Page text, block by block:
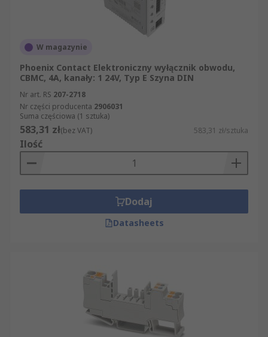
W magazynie
Phoenix Contact Elektroniczny wyłącznik obwodu,
CBMC, 4A, kanały: 1 24V, Typ E Szyna DIN
Nr art. RS 207-2718
Nr części producenta 2906031
Suma częściowa (1 sztuka)
583,31 zł(bez VAT) 583,31 zł/sztuka
Ilość
Dodaj
Datasheets